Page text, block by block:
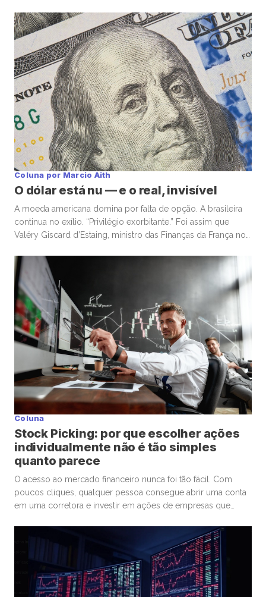
Coluna por Marcio Aith
O dólar está nu — e o real, invisível
A moeda americana domina por falta de opção. A brasileira
continua no exílio. “Privilégio exorbitante.” Foi assim que
Valéry Giscard d’Estaing, ministro das Finanças da França nos
Unidos de financiar déficits em sua própria moeda — e, ainda
assim, ser premiado com confiança global. Enquanto o
mundo […]
Coluna
Stock Picking: por que escolher ações
individualmente não é tão simples
quanto parece
O acesso ao mercado financeiro nunca foi tão fácil. Com
poucos cliques, qualquer pessoa consegue abrir uma conta
em uma corretora e investir em ações de empresas que
democratizou os investimentos e trouxe milhões de novos
participantes para a bolsa. Mas, junto com essa facilidade,
surgiu um comportamento que […]